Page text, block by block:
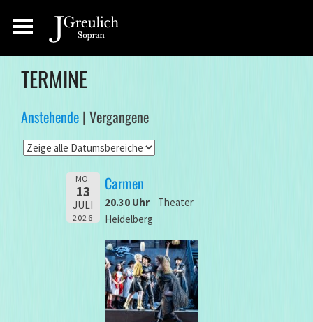
TERMINE
Anstehende | Vergangene
MO.
13
JULI
2026
Carmen
20.30 Uhr
Theater
Heidelberg